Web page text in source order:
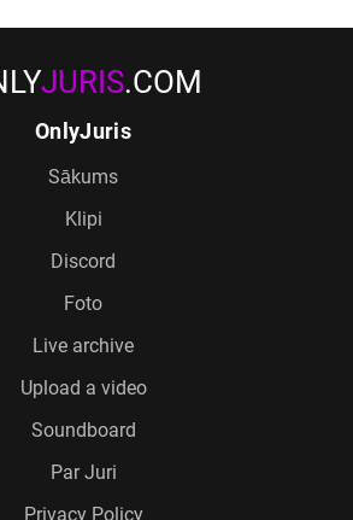
JURIS.COM
OnlyJuris
Sākums
Klipi
Discord
Foto
Live archive
Upload a video
Soundboard
Par Juri
Privacy Policy